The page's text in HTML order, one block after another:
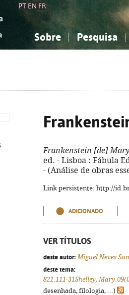
PT EN FR
Sobre Pesquisa
Frankenstein [de]
ed. - Lisboa : Fábula
- (Análise de obras
Link persistente: http://
ADICIONADO
VER TÍTULOS
deste autor: Miguel Neves
deste tema:
821.111-31Shelley,
desenhada, filologia, ...)